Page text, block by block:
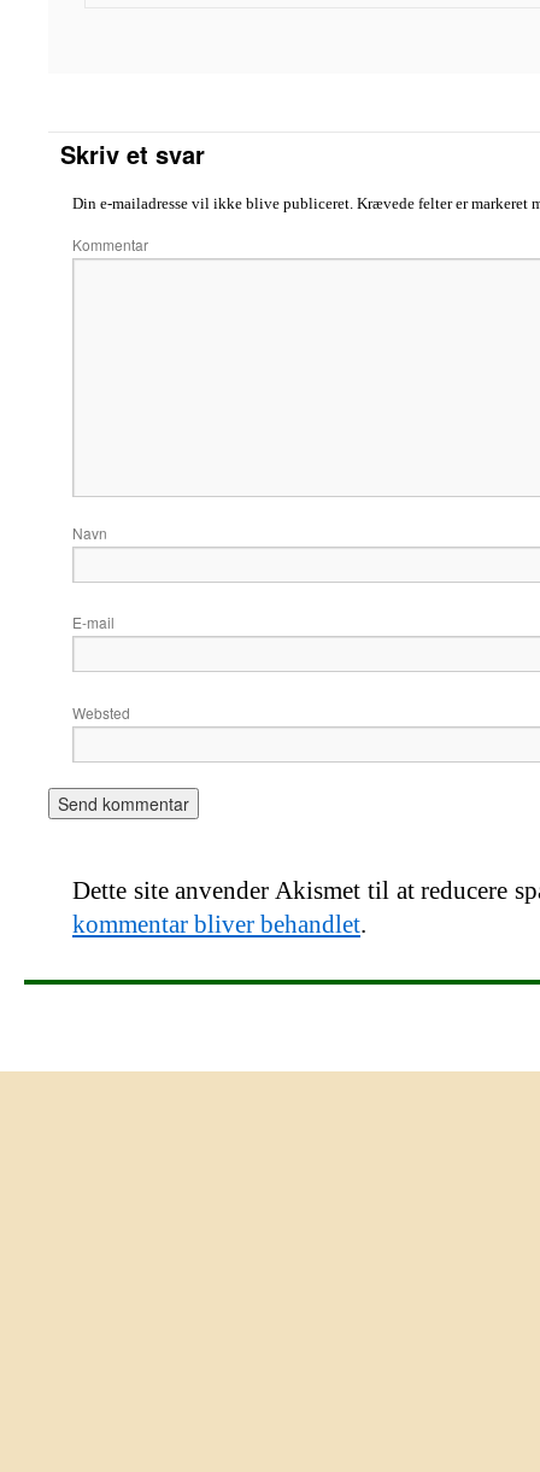
Skriv et svar
Din e-mailadresse vil ikke blive publiceret. Krævede felter er markeret
Navn
E-mail
Websted
Dette site anvender Akismet til at reducere
kommentar bliver behandlet.